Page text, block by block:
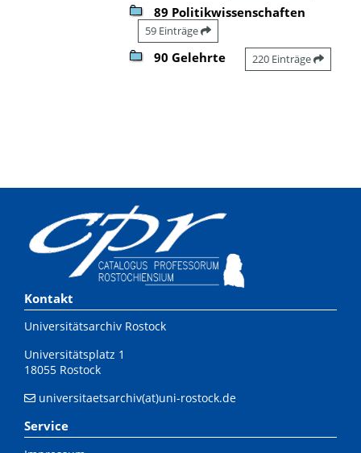
89 Politikwissenschaften
59 Einträge
90 Gelehrte 220 Einträge
Kontakt
Universitätsarchiv Rostock
Universitätsplatz 1
18055 Rostock
universitaetsarchiv(at)uni-rostock.de
Service